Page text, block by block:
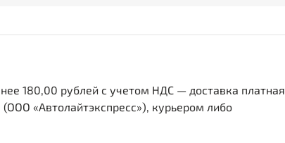
180,00 рублей с учетом НДС — доставка платная
«Автолайтэкспресс»), курьером либо